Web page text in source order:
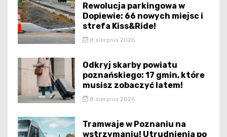
Rewolucja parkingowa w
Dopiewie: 66 nowych miejsc i
strefa Kiss&Ride!
8 sierpnia 2026
Odkryj skarby powiatu
poznańskiego: 17 gmin, które
musisz zobaczyć latem!
8 sierpnia 2026
Tramwaje w Poznaniu na
wstrzymaniu! Utrudnienia po